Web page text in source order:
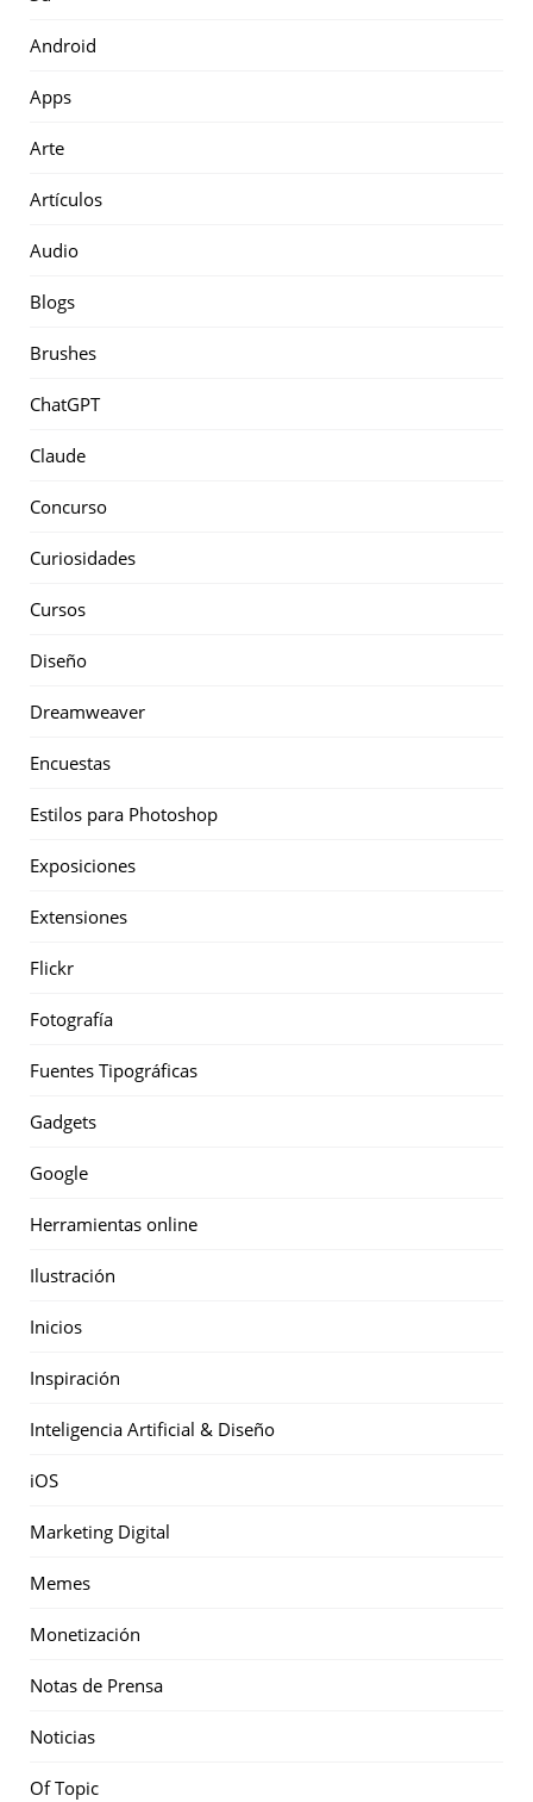
Android
Apps
Arte
Artículos
Audio
Blogs
Brushes
ChatGPT
Claude
Concurso
Curiosidades
Cursos
Diseño
Dreamweaver
Encuestas
Estilos para Photoshop
Exposiciones
Extensiones
Flickr
Fotografía
Fuentes Tipográficas
Gadgets
Google
Herramientas online
Ilustración
Inicios
Inspiración
Inteligencia Artificial & Diseño
iOS
Marketing Digital
Memes
Monetización
Notas de Prensa
Noticias
Of Topic